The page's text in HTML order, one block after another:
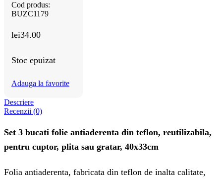
Cod produs:
BUZC1179
lei34.00
Stoc epuizat
Adauga la favorite
Descriere
Recenzii (0)
Set 3 bucati folie antiaderenta din teflon, reutilizabila,
pentru cuptor, plita sau gratar, 40x33cm
Folia antiaderenta, fabricata din teflon de inalta calitate,